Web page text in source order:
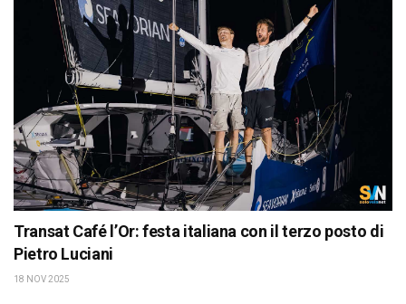
Transat Café l’Or: festa italiana con il terzo posto di
Pietro Luciani
18 NOV 2025